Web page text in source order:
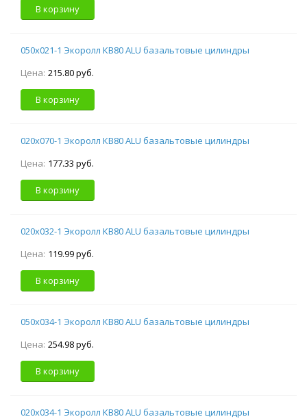
В корзину
050х021-1 Экоролл КВ80 ALU базальтовые цилиндры
Цена: 215.80 руб.
В корзину
020х070-1 Экоролл КВ80 ALU базальтовые цилиндры
Цена: 177.33 руб.
В корзину
020х032-1 Экоролл КВ80 ALU базальтовые цилиндры
Цена: 119.99 руб.
В корзину
050х034-1 Экоролл КВ80 ALU базальтовые цилиндры
Цена: 254.98 руб.
В корзину
020х034-1 Экоролл КВ80 ALU базальтовые цилиндры